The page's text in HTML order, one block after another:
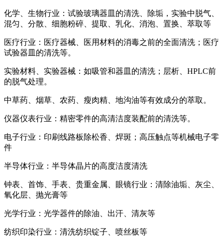
化学、生物行业：试验玻璃器皿的清洗、除垢，实验中脱气、
混匀、分散、细胞粉碎、提取、乳化、消泡、置换、萃取等
医疗行业：医疗器械、医用材料的消毒之前的全面清洗；医疗
试验器皿的清洗等。
实验材料、实验器械：如吸管和器皿的清洗；层析、HPLC前
的脱气处理。
中草药、烟草、农药、瘦肉精、地沟油等有效成分的萃取。
仪器仪表行业：精密零件的高清洁度装配前的清洗等。
电子行业：印刷线路板除松香、焊斑；高压触点等机械电子零
件
半导体行业：半导体晶片的高度洁度清洗
钟表、首饰、手表、贵重金属、眼镜行业：清除油垢、灰尘、
氧化层、抛光膏等
光学行业：光学器件的除油、出汗、清灰等
纺织印染行业：清洗纺织锭子、喷丝板等